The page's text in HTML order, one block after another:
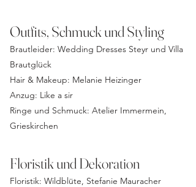
Outfits, Schmuck und Styling
Brautleider: Wedding Dresses Steyr und Villa
Brautglück
Hair & Makeup: Melanie Heizinger
Anzug: Like a sir
Ringe und Schmuck: Atelier Immermein,
Grieskirchen
Floristik und Dekoration
Floristik: Wildblüte, Stefanie Mauracher